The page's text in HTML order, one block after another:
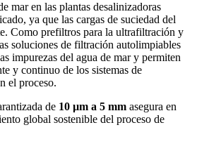
mar en las plantas desalinizadoras
ya que las cargas de suciedad del
Como prefiltros para la ultrafiltración y
soluciones de filtración autolimpiables
impurezas del agua de mar y permiten
y continuo de los sistemas de
el proceso.
de 10 µm a 5 mm asegura en
global sostenible del proceso de